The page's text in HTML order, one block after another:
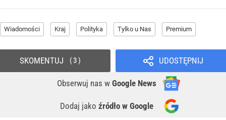
Wiadomości Kraj Polityka Tylko u Nas Premium
UDOSTĘPNIJ
Obserwuj nas w Google News
Dodaj jako źródło w Google
SKOMENTUJ 3